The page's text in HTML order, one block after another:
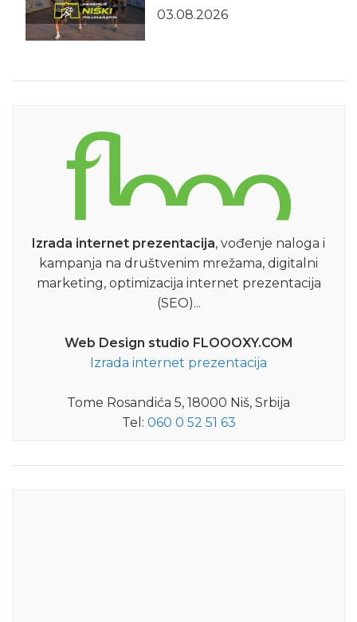
03.08.2026
Izrada internet prezentacija, vođenje naloga i
kampanja na društvenim mrežama, digitalni
marketing, optimizacija internet prezentacija
(SEO)...
Web Design studio FLOOOXY.COM
Izrada internet prezentacija
Tome Rosandića 5, 18000 Niš, Srbija
Tel: 060 0 52 51 63